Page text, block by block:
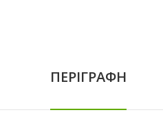
ΠΕΡΙΓΡΑΦΉ